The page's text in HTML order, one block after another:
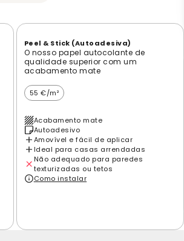
Peel & Stick (Autoadesiva)
O nosso papel autocolante de
qualidade superior com um
acabamento mate
55 €/m²
Acabamento mate
Autoadesivo
Amovível e fácil de aplicar
Ideal para casas arrendadas
Não adequado para paredes
texturizadas ou tetos
Como instalar